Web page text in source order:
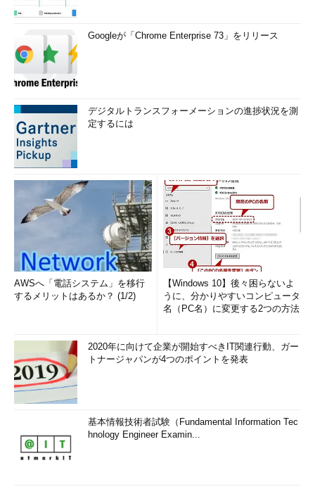
Googleが「Chrome Enterprise 73」をリリース
デジタルトランスフォーメーションの進捗状況を測
定するには
AWSへ「電話システム」を移行
するメリットはあるか？ (1/2)
【Windows 10】後々困らないよ
うに、分かりやすいコンピュータ
名（PC名）に変更する2つの方法
2020年に向けて企業が開始すべきIT関連行動、ガー
トナージャパンが4つのポイントを発表
基本情報技術者試験（Fundamental Information Tec
hnology Engineer Examin...